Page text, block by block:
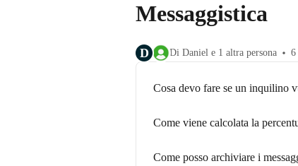
Messaggistica
D Di Daniel e 1 altra persona 6
Cosa devo fare se un inquilino
Come viene calcolata la
Come posso archiviare i